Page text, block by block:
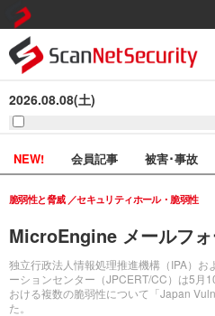
2026.08.08(土)
NEW! 会員記事 被害･事故
MicroEngine メールフ
独立行政法人情報処理推進機構（IPA）
ーションセンター（JPCERT/CC）は5月
おける複数の脆弱性について「Japan
た。
脆弱性と脅威 セキュリティホール・脆弱性